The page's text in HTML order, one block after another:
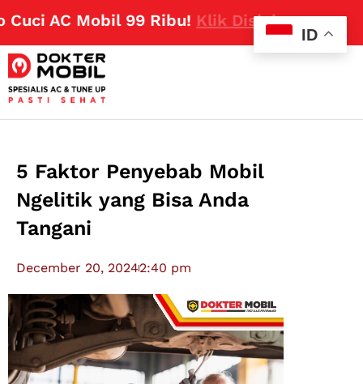
AC Mobil 99 Ribu!Klik Disini
5 Faktor Penyebab Mobil
Ngelitik yang Bisa Anda
Tangani
December 20, 20242:40 pm
ID